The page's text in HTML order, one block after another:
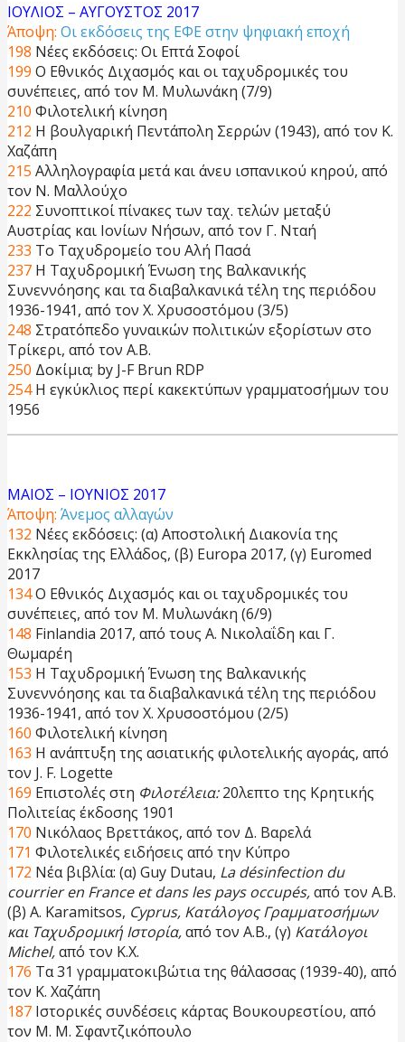
ΙΟΥΛΙΟΣ – ΑΥΓΟΥΣΤΟΣ 2017
Άποψη: Οι εκδόσεις της ΕΦΕ στην ψηφιακή εποχή
198 Νέες εκδόσεις: Οι Επτά Σοφοί
199 Ο Εθνικός Διχασμός και οι ταχυδρομικές του
συνέπειες, από τον Μ. Μυλωνάκη (7/9)
210 Φιλοτελική κίνηση
212 Η βουλγαρική Πεντάπολη Σερρών (1943), από τον Κ.
Χαζάπη
215 Αλληλογραφία μετά και άνευ ισπανικού κηρού, από
τον Ν. Μαλλούχο
222 Συνοπτικοί πίνακες των ταχ. τελών μεταξύ
Αυστρίας και Ιονίων Νήσων, από τον Γ. Νταή
233 Το Ταχυδρομείο του Αλή Πασά
237 H Ταχυδρομική Ένωση της Βαλκανικής
Συνεννόησης και τα διαβαλκανικά τέλη της περιόδου
1936-1941, από τον Χ. Χρυσοστόμου (3/5)
248 Στρατόπεδο γυναικών πολιτικών εξορίστων στο
Τρίκερι, από τον Α.Β.
250 Δοκίμια; by J-F Brun RDP
254Η εγκύκλιος περί κακεκτύπων γραμματοσήμων του
1956
ΜΑΙΟΣ – ΙΟΥΝΙΟΣ 2017
Άποψη: Άνεμος αλλαγών
132 Νέες εκδόσεις: (α) Αποστολική Διακονία της
Εκκλησίας της Ελλάδος, (β) Europa 2017, (γ) Euromed
2017
134Ο Εθνικός Διχασμός και οι ταχυδρομικές του
συνέπειες, από τον Μ. Μυλωνάκη (6/9)
148 Finlandia 2017, από τους Α. Νικολαΐδη και Γ.
Θωμαρέη
153 H Ταχυδρομική Ένωση της Βαλκανικής
Συνεννόησης και τα διαβαλκανικά τέλη της περιόδου
1936-1941, από τον Χ. Χρυσοστόμου (2/5)
160 Φιλοτελική κίνηση
163 Η ανάπτυξη της ασιατικής φιλοτελικής αγοράς, από
τον J. F. Logette
169 Επιστολές στη Φιλοτέλεια:20λεπτο της Κρητικής
Πολιτείας έκδοσης 1901
170 Νικόλαος Βρεττάκος, από τον Δ. Βαρελά
171 Φιλοτελικές ειδήσεις από την Κύπρο
172 Νέα βιβλία: (α) Guy Dutau, La désinfection du
courrier en France et dans les pays occupés,από τον Α.Β.
(β) A. Karamitsos, Cyprus, Κατάλογος Γραμματοσήμων
και Ταχυδρομική Ιστορία,από τον Α.Β., (γ) Κατάλογοι
Michel,από τον Κ.Χ.
176 Τα 31 γραμματοκιβώτια της θάλασσας (1939-40), από
τον Κ. Χαζάπη
187 Ιστορικές συνδέσεις κάρτας Βουκουρεστίου, από
τον Μ. Μ. Σφαντζικόπουλο